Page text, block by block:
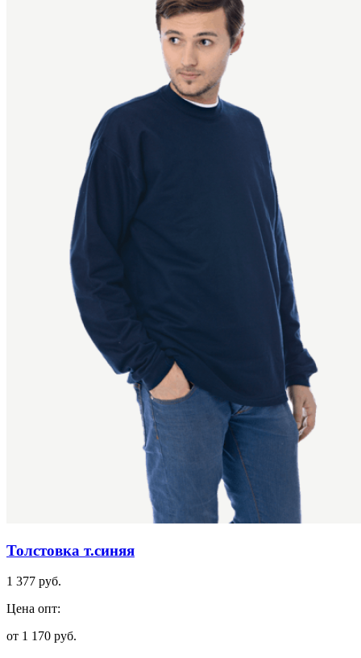
Толстовка т.синяя
1 377 руб.
Цена опт:
от 1 170 руб.